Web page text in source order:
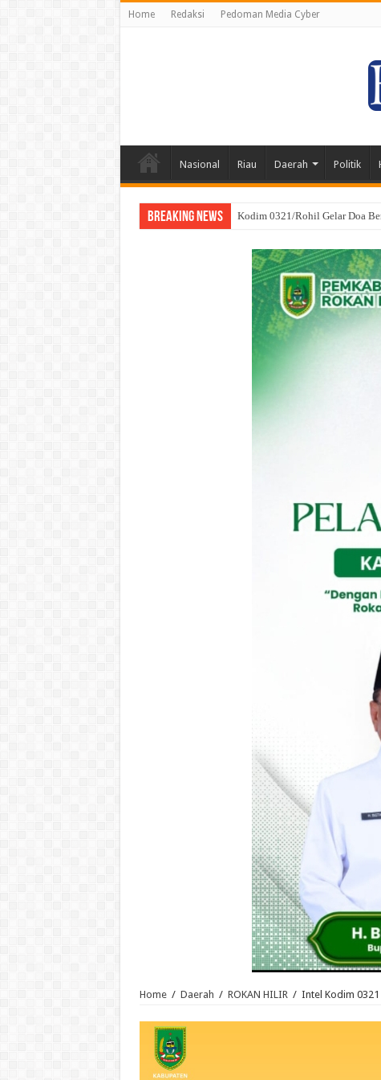
Home Redaksi Pedoman Media Cyber
Nasional Riau Daerah Politik
Breaking News SRI WAHYULI Sukses
Home / Daerah / ROKAN HILIR / Intel Kodim 0321